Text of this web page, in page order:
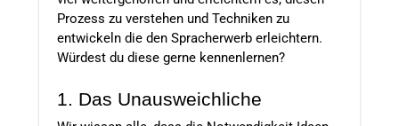
Prozess zu verstehen und Techniken zu
entwickeln die den Spracherwerb erleichtern.
Würdest du diese gerne kennenlernen?
1. Das Unausweichliche